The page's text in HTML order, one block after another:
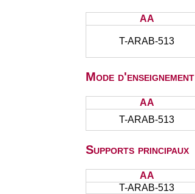
AA
T-ARAB-513
Mode d'enseignement
AA
T-ARAB-513
Supports principaux
AA
T-ARAB-513